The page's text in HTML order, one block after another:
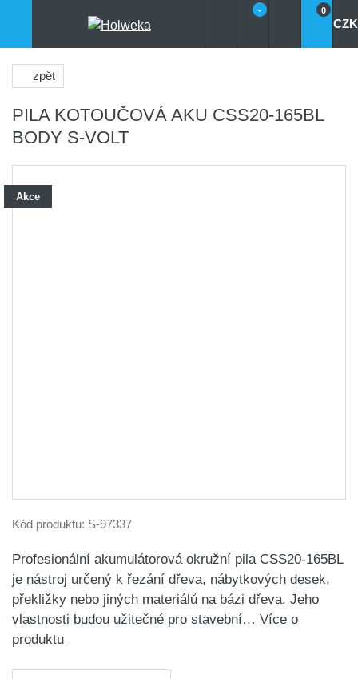
- 0
CZK
zpět
PILA KOTOUČOVÁ AKU CSS20-165BL
BODY S-VOLT
Akce
Kód produktu: S-97337
Profesionální akumulátorová okružní pila CSS20-165BL
je nástroj určený k řezání dřeva, nábytkových desek,
překližky nebo jiných materiálů na bázi dřeva. Jeho
vlastnosti budou užitečné pro stavební… Více o
produktu